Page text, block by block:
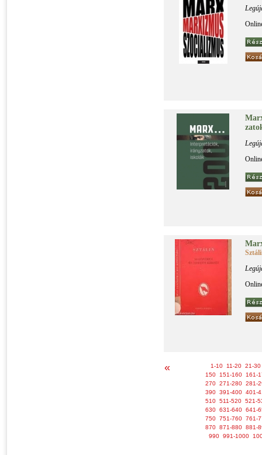
« 1-10 11-20 21-30
150
151-160
161-
270 271-280 281-
390 391-400 401-
510 511-520 521-
630 631-640 641-
750 751-760 761-
870 871-880 881-
990 991-1000